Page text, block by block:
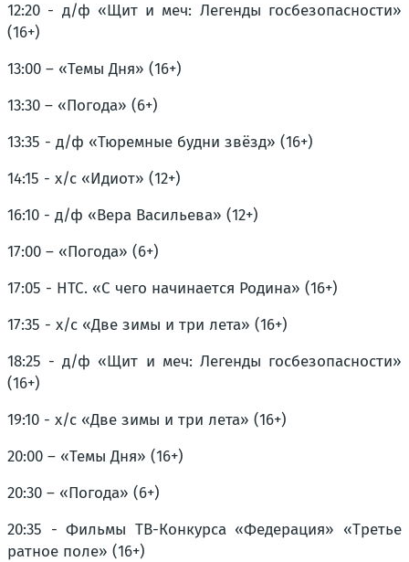
12:20 - д/ф «Щит и меч: Легенды госбезопасности»
(16+)
13:00 – «Темы Дня» (16+)
13:30 – «Погода» (6+)
13:35 - д/ф «Тюремные будни звёзд» (16+)
14:15 - х/с «Идиот» (12+)
16:10 - д/ф «Вера Васильева» (12+)
17:00 – «Погода» (6+)
17:05 - НТС. «С чего начинается Родина» (16+)
17:35 - х/с «Две зимы и три лета» (16+)
18:25 - д/ф «Щит и меч: Легенды госбезопасности»
(16+)
19:10 - х/с «Две зимы и три лета» (16+)
20:00 – «Темы Дня» (16+)
20:30 – «Погода» (6+)
20:35 - Фильмы ТВ-Конкурса «Федерация» «Третье
ратное поле» (16+)